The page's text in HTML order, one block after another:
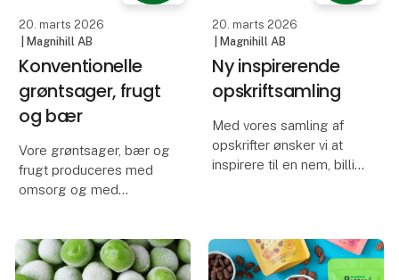
Det er
Scan*Agra. Det blev sta
20. marts 2026
| Magnihill AB
Konventionelle
grøntsager, frugt
og bær
Vore grøntsager, bær og
frugt produceres med
omsorg og med
jordkvalitet, høstvilkår og
modningstilstand.
20. marts 2026
| Magnihill AB
Ny inspirerende
opskriftsamling
Med vores samling af
opskrifter ønsker vi at
inspirere til en nem, billig
madlavningen.